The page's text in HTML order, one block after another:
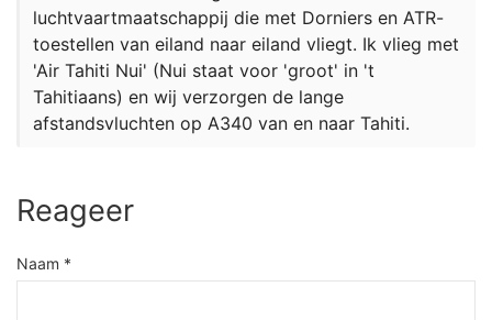
luchtvaartmaatschappij die met Dorniers en ATR-
toestellen van eiland naar eiland vliegt. Ik vlieg met
'Air Tahiti Nui' (Nui staat voor 'groot' in 't
Tahitiaans) en wij verzorgen de lange
afstandsvluchten op A340 van en naar Tahiti.
Reageer
Naam *